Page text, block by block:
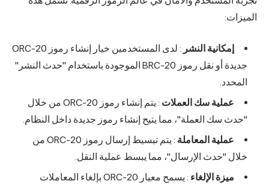
الميزات:
إمكانية النشر
: لدى المستخدمين خيار إنشاء رموز ORC-20
جديدة أو نقل رموز BRC-20 الموجودة باستخدام "حدث النشر"
المحدد.
عملية سك العملات
: يتم إنشاء رموز ORC-20 من خلال
"حدث سك العملة"، مما يتيح إنشاء رموز جديدة داخل النظام.
عملية المعاملة
: يتم تبسيط إرسال رموز ORC-20 من
خلال "حدث الإرسال"، مما يبسط عملية النقل.
ميزة الإلغاء
: يسمح معيار ORC-20 بإلغاء المعاملات